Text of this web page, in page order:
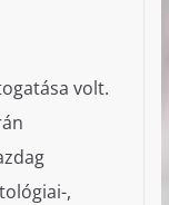
volt.
,